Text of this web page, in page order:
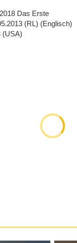
Das Erste
(RL) (Englisch)
(USA)